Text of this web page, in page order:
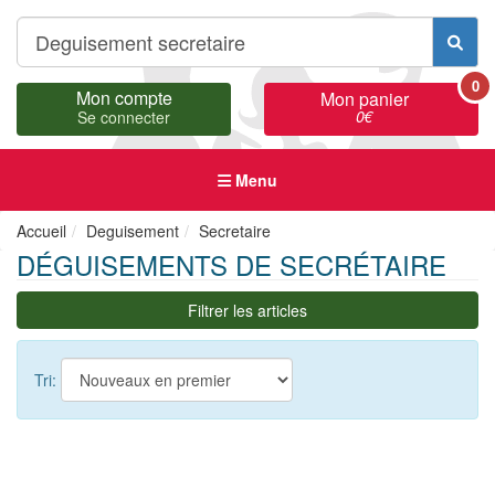
Mon compte
Se connecter
Mon panier
0€
0
Menu
Accueil Deguisement Secretaire
DÉGUISEMENTS DE SECRÉTAIRE
Filtrer les articles
Tri: